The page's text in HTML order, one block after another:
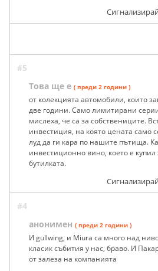
#5
Това ще е ( преди 2 години )
от колекцията автомобили, които
две години. Само лимитирани
мислеха, че са за собствениците.
инвестиция, на която цената само
луд да ги кара по нашите пътища.
инвестиционно вино, което е купил
бутилката.
#4
анонимен ( преди 2 години )
И gullwing, и Miura са много над
класик събития у нас, браво. И
от залеза на компанията